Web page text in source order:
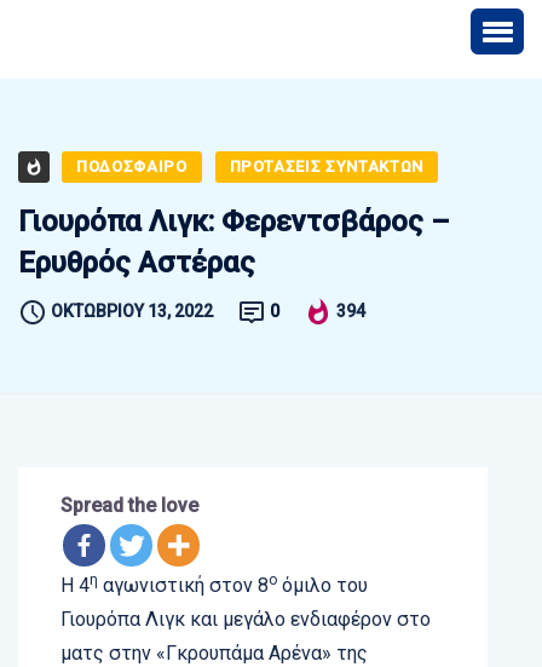
ΠΟΔΟΣΦΑΙΡΟ ΠΡΟΤΑΣΕΙΣ ΣΥΝΤΑΚΤΩΝ
Γιουρόπα Λιγκ: Φερεντσβάρος –
Ερυθρός Αστέρας
ΟΚΤΩΒΡΊΟΥ 13, 2022 0 394
Spread the love
Η 4η αγωνιστική στον 8ο όμιλο του
Γιουρόπα Λιγκ και μεγάλο ενδιαφέρον στο
ματς στην «Γκρουπάμα Αρένα» της